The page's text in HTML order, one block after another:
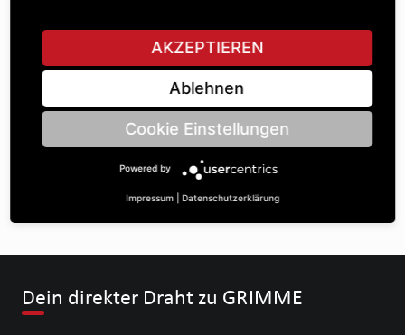
KETTENRÄdeR EINFACH 1“ | Zähnezahl A: 45 | BohrungsØ B:
35 | Länge C: 40 |
Dein direkter Draht zu GRIMME
AKZEPTIEREN
Ablehnen
Cookie Einstellungen
Powered by
Impressum Datenschutzerklärung